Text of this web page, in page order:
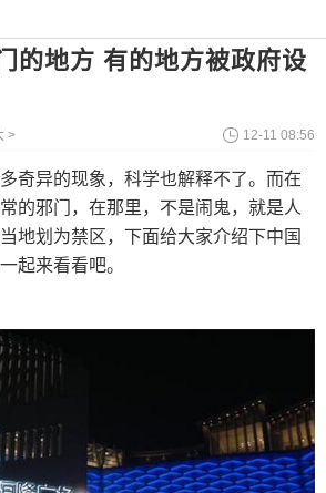
的地方 有的地方被政府设
> 12-11 08:56
奇异的现象，科学也解释不了。而在
的邪门，在那里，不是闹鬼，就是人
地划为禁区，下面给大家介绍下中国
起来看看吧。